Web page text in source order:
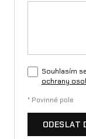
Souhlasím
ochrany
* Povinné pole
ODESLAT